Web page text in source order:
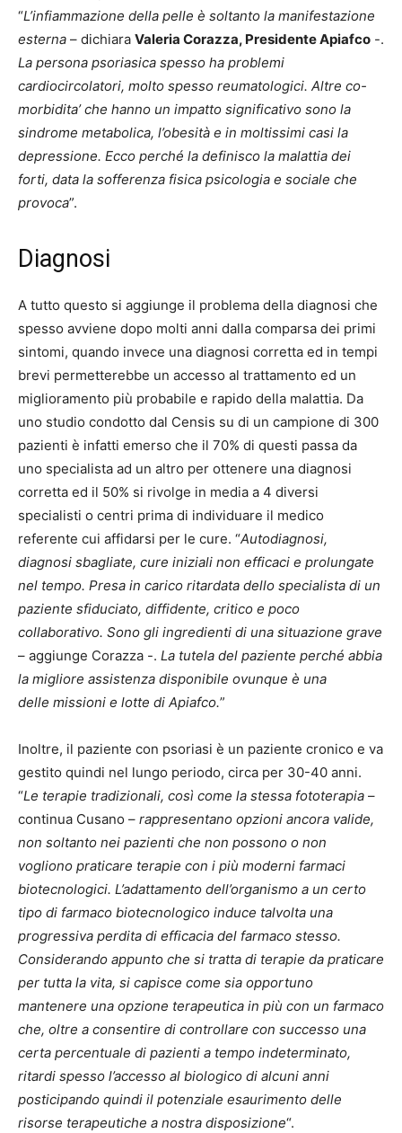
“L’infiammazione della pelle è soltanto la manifestazione
esterna – dichiara Valeria Corazza, Presidente Apiafco -.
La persona psoriasica spesso ha problemi
cardiocircolatori, molto spesso reumatologici. Altre co-
morbidita’ che hanno un impatto significativo sono la
sindrome metabolica, l’obesità e in moltissimi casi la
depressione. Ecco perché la definisco la malattia dei
forti, data la sofferenza fisica psicologia e sociale che
provoca”.
Diagnosi
A tutto questo si aggiunge il problema della diagnosi che
spesso avviene dopo molti anni dalla comparsa dei primi
sintomi, quando invece una diagnosi corretta ed in tempi
brevi permetterebbe un accesso al trattamento ed un
miglioramento più probabile e rapido della malattia. Da
uno studio condotto dal Censis su di un campione di 300
pazienti è infatti emerso che il 70% di questi passa da
uno specialista ad un altro per ottenere una diagnosi
corretta ed il 50% si rivolge in media a 4 diversi
specialisti o centri prima di individuare il medico
referente cui affidarsi per le cure. “Autodiagnosi,
diagnosi sbagliate, cure iniziali non efficaci e prolungate
nel tempo. Presa in carico ritardata dello specialista di un
paziente sfiduciato, diffidente, critico e poco
collaborativo. Sono gli ingredienti di una situazione grave
– aggiunge Corazza -. La tutela del paziente perché abbia
la migliore assistenza disponibile ovunque è una
delle missioni e lotte di Apiafco.”
Inoltre, il paziente con psoriasi è un paziente cronico e va
gestito quindi nel lungo periodo, circa per 30-40 anni.
“Le terapie tradizionali, così come la stessa fototerapia –
continua Cusano – rappresentano opzioni ancora valide,
non soltanto nei pazienti che non possono o non
vogliono praticare terapie con i più moderni farmaci
biotecnologici. L’adattamento dell’organismo a un certo
tipo di farmaco biotecnologico induce talvolta una
progressiva perdita di efficacia del farmaco stesso.
Considerando appunto che si tratta di terapie da praticare
per tutta la vita, si capisce come sia opportuno
mantenere una opzione terapeutica in più con un farmaco
che, oltre a consentire di controllare con successo una
certa percentuale di pazienti a tempo indeterminato,
ritardi spesso l’accesso al biologico di alcuni anni
posticipando quindi il potenziale esaurimento delle
risorse terapeutiche a nostra disposizione“.